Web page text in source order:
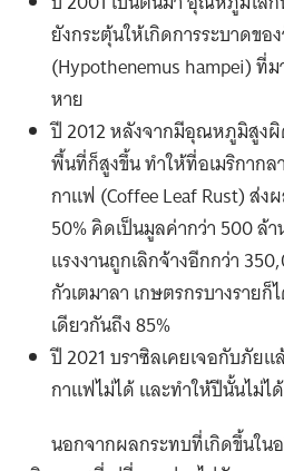
ยังกระตุ้นให้เกิดการระบาดข
(Hypothenemus hampei) ที่
หาย
ปี 2012 หลังจากมีอุณหภูมิสูง
พื้นที่ก็สูงขึ้น ทำให้ที่อเมริกาก
กาแฟ (Coffee Leaf Rust) ส่
50% คิดเป็นมูลค่ากว่า 500 ล้
แรงงานถูกเลิกจ้างอีกกว่า
กัวเตมาลา เกษตรกรบางรา
เดียวกันถึง 85%
ปี 2021 บราซิลเคยเจอกับภัย
กาแฟไม่ได้ และทำให้ปีนั้นไม่ไ
นอกจากผลกระทบที่เกิดขึ้นใ